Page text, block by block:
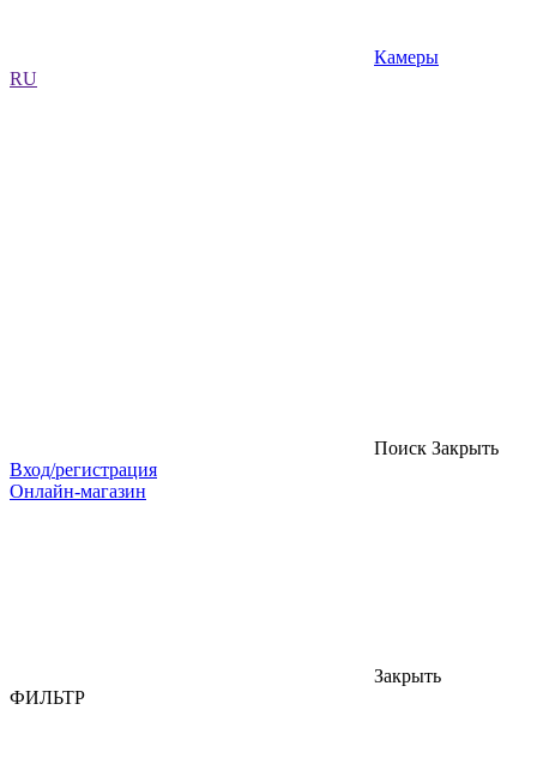
Камеры
RU
Поиск Закрыть
Вход/регистрация
Онлайн-магазин
Закрыть
ФИЛЬТР